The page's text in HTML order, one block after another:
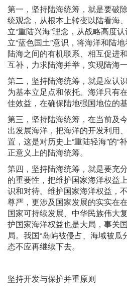
第一，坚持陆海统筹，就是要破
统观念，从根本上转变以陆看海
立“重陆兴海”理念，从战略高度
立“蓝色国土”意识，将海洋和陆
陆海之间的有机联系、相互促进
互补，力求陆海并举，实现陆海一
第二，坚持陆海统筹，就是应认
为基本立足点和依托。海洋只有
佳效益，在确保陆地强国地位的
第三，坚持陆海统筹，在当前及
出发展海洋，把海洋的开发利用
置，这是对历史上“重陆轻海”的“
正意义上的陆海统筹。
第四，坚持陆海统筹，就是要充
的重要性，把维护国家海洋权益
识和对待。维护国家海洋权益，
尊严，更涉及国家发展的实实在
国家可持续发展、中华民族伟大
护国家海洋权益也是大局，事关
局。我国“岛屿被侵占、海域被瓜
态不应再继续下去。
坚持开发与保护并重原则